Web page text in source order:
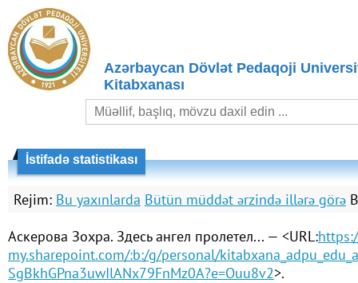
Azərbaycan Dövlət Pedaqoji
Kitabxanası
İstifadə statistikası
Rejim: Bu yaxınlarda Bütün müddət ərzində illərə görə
Аскерова Зохра. Здесь ангел пролетел... — <URL:
my.sharepoint.com/:b:/g/personal/
SgBkhGPna3uwIlANx79FnMz0A?e=Ouu8v2>.